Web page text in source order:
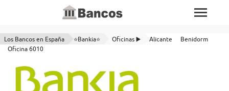
Los Bancos en España ⭐Bankia⭐ Oficinas ▶️ Alicante
Benidorm
Oficina 6010